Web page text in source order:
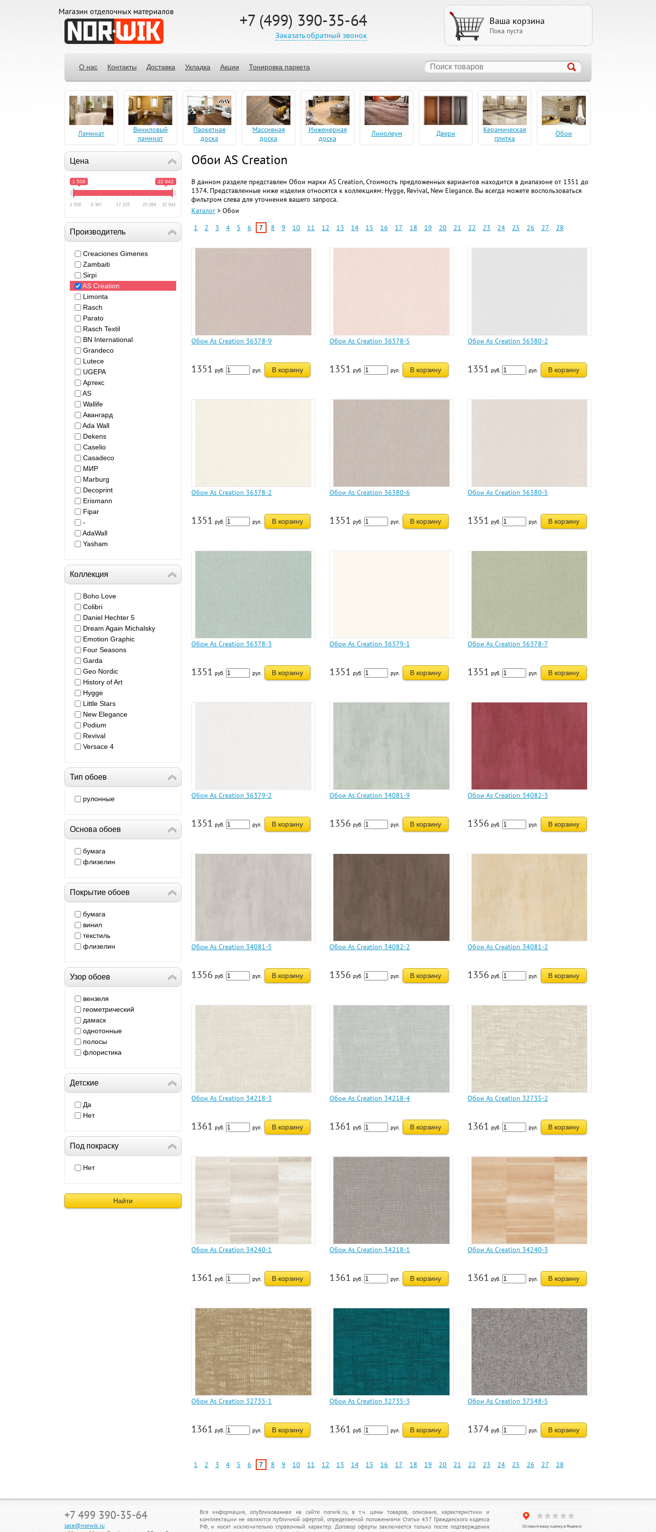
Магазин отделочных материалов +7 (499) 390-35-64
Заказать обратный звонок
Ваша корзина
Пока пуста
О нас Контакты Доставка Укладка Акции Тонировка паркета
Ламинат
Виниловый
ламинат
Паркетная
доска
Массивная
доска
Инженерная
доска
Линолеум Двери
Керамическая
плитка
Обои
Цена
1 508 32 942
1 508 9 367 17 225 25 084 32 942
Производитель
Creaciones Gimenes
Zambaiti
Sirpi
AS Creation
Limonta
Rasch
Parato
Rasch Textil
BN International
Grandeco
Lutece
UGEPA
Артекс
AS
Wallife
Авангард
Ada Wall
Dekens
Caselio
Casadeco
МИР
Marburg
Decoprint
Erismann
Fipar
-
AdaWall
Yasham
Коллекция
Boho Love
Colibri
Daniel Hechter 5
Dream Again Michalsky
Emotion Graphic
Four Seasons
Garda
Geo Nordic
History of Art
Hygge
Little Stars
New Elegance
Podium
Revival
Versace 4
Тип обоев
рулонные
Основа обоев
бумага
флизелин
Покрытие обоев
бумага
винил
текстиль
флизелин
Узор обоев
вензеля
геометрический
дамаск
однотонные
полосы
флористика
Детские
Да
Нет
Под покраску
Нет
Найти
Обои AS Creation
В данном разделе представлен Обои марки AS Creation, Стоимость предложенных вариантов находится в диапазоне от 1351 до
1374. Представленные ниже изделия относятся к коллекциям: Hygge, Revival, New Elegance. Вы всегда можете воспользоваться
фильтром слева для уточнения вашего запроса.
Каталог> Обои
1
2 3 4 5 6 7 8 9 10 11 12 13 14 15 16 17 18 19 20 21 22 23 24 25 26 27 28
Обои As Creation 36378-9
1351 руб. рул. В корзину
Обои As Creation 36378-5
1351 руб. рул. В корзину
Обои As Creation 36380-2
1351 руб. рул. В корзину
Обои As Creation 36378-2
1351 руб. рул. В корзину
Обои As Creation 36380-6
1351 руб. рул. В корзину
Обои As Creation 36380-5
1351 руб. рул. В корзину
Обои As Creation 36378-3
1351 руб. рул. В корзину
Обои As Creation 36379-1
1351 руб. рул. В корзину
Обои As Creation 36378-7
1351 руб. рул. В корзину
Обои As Creation 36379-2
1351 руб. рул. В корзину
Обои As Creation 34081-9
1356 руб. рул. В корзину
Обои As Creation 34082-3
1356 руб. рул. В корзину
Обои As Creation 34081-5
1356 руб. рул. В корзину
Обои As Creation 34082-2
1356 руб. рул. В корзину
Обои As Creation 34081-2
1356 руб. рул. В корзину
Обои As Creation 34218-3
1361 руб. рул. В корзину
Обои As Creation 34218-4
1361 руб. рул. В корзину
Обои As Creation 32735-2
1361 руб. рул. В корзину
Обои As Creation 34240-1
1361 руб. рул. В корзину
Обои As Creation 34218-1
1361 руб. рул. В корзину
Обои As Creation 34240-3
1361 руб. рул. В корзину
Обои As Creation 32735-1
1361 руб. рул. В корзину
Обои As Creation 32735-3
1361 руб. рул. В корзину
Обои As Creation 37548-5
1374 руб. рул. В корзину
1 2 3 4 5 6 7 8 9 10 11 12 13 14 15 16 17 18 19 20 21 22 23 24 25 26 27 28
+7 499 390-35-64
sale@norwik.ru
Вся информация, опубликованная на сайте norwik.ru, в т.ч. цены товаров, описания, характеристики и
комплектации не являются публичной офертой, определяемой положениями Статьи 437 Гражданского кодекса
РФ, и носят исключительно справочный характер. Договор оферты заключается только после подтверждения